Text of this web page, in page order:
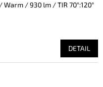
/ 930 lm / TIR 70°:120°
DETAIL